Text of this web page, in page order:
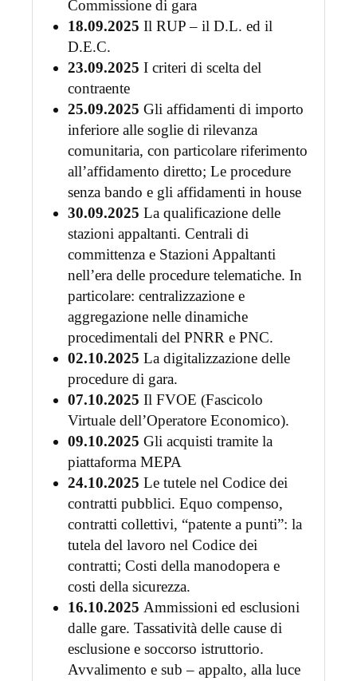
Commissione di gara
18.09.2025 Il RUP – il D.L. ed il
D.E.C.
23.09.2025 I criteri di scelta del
contraente
25.09.2025 Gli affidamenti di importo
inferiore alle soglie di rilevanza
comunitaria, con particolare riferimento
all’affidamento diretto; Le procedure
senza bando e gli affidamenti in house
30.09.2025 La qualificazione delle
stazioni appaltanti. Centrali di
committenza e Stazioni Appaltanti
nell’era delle procedure telematiche. In
particolare: centralizzazione e
aggregazione nelle dinamiche
procedimentali del PNRR e PNC.
02.10.2025 La digitalizzazione delle
procedure di gara.
07.10.2025 Il FVOE (Fascicolo
Virtuale dell’Operatore Economico).
09.10.2025 Gli acquisti tramite la
piattaforma MEPA
24.10.2025 Le tutele nel Codice dei
contratti pubblici. Equo compenso,
contratti collettivi, “patente a punti”: la
tutela del lavoro nel Codice dei
contratti; Costi della manodopera e
costi della sicurezza.
16.10.2025 Ammissioni ed esclusioni
dalle gare. Tassatività delle cause di
esclusione e soccorso istruttorio.
Avvalimento e sub – appalto, alla luce